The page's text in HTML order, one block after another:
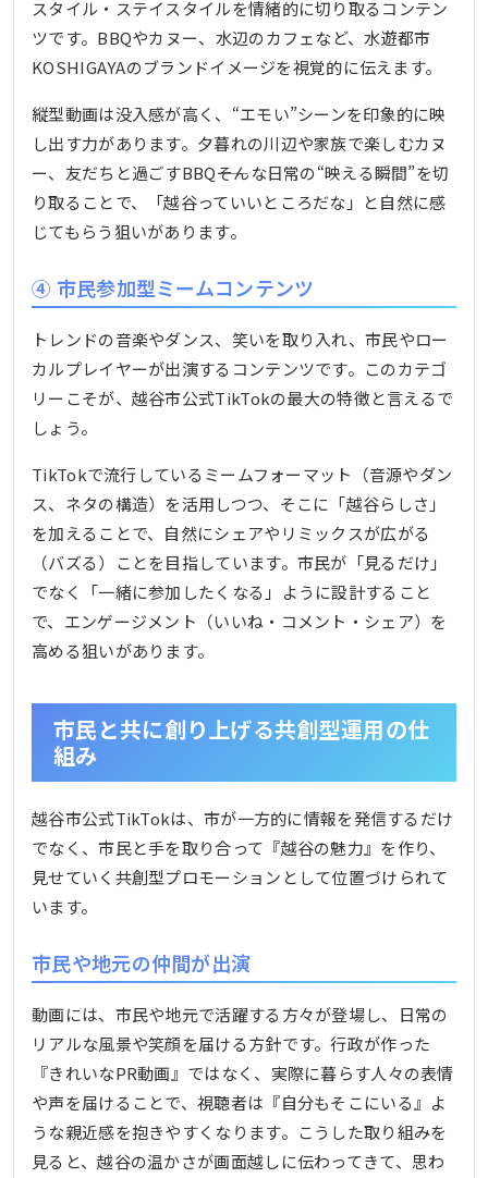
スタイル・ステイスタイルを情緒的に切り取るコンテン
ツです。BBQやカヌー、水辺のカフェなど、水遊都市
KOSHIGAYAのブランドイメージを視覚的に伝えます。
縦型動画は没入感が高く、“エモい”シーンを印象的に映
し出す力があります。夕暮れの川辺や家族で楽しむカヌ
ー、友だちと過ごすBBQ――そんな日常の“映える瞬間”を切
り取ることで、「越谷っていいところだな」と自然に感
じてもらう狙いがあります。
④ 市民参加型ミームコンテンツ
トレンドの音楽やダンス、笑いを取り入れ、市民やロー
カルプレイヤーが出演するコンテンツです。このカテゴ
リーこそが、越谷市公式TikTokの最大の特徴と言えるで
しょう。
TikTokで流行しているミームフォーマット（音源やダン
ス、ネタの構造）を活用しつつ、そこに「越谷らしさ」
を加えることで、自然にシェアやリミックスが広がる
（バズる）ことを目指しています。市民が「見るだけ」
でなく「一緒に参加したくなる」ように設計すること
で、エンゲージメント（いいね・コメント・シェア）を
高める狙いがあります。
市民と共に創り上げる共創型運用の仕
組み
越谷市公式TikTokは、市が一方的に情報を発信するだけ
でなく、市民と手を取り合って『越谷の魅力』を作り、
見せていく共創型プロモーションとして位置づけられて
います。
市民や地元の仲間が出演
動画には、市民や地元で活躍する方々が登場し、日常の
リアルな風景や笑顔を届ける方針です。行政が作った
『きれいなPR動画』ではなく、実際に暮らす人々の表情
や声を届けることで、視聴者は『自分もそこにいる』よ
うな親近感を抱きやすくなります。こうした取り組みを
見ると、越谷の温かさが画面越しに伝わってきて、思わ